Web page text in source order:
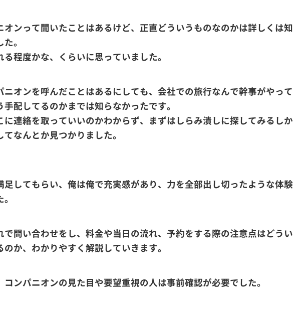
オンって聞いたことはあるけど、正直どういうものなのかは詳しくは知
。
る程度かな、くらいに思っていました。
ニオンを呼んだことはあるにしても、会社での旅行なんで幹事がやって
手配してるのかまでは知らなかったです。
に連絡を取っていいのかわからず、まずはしらみ潰しに探してみるしか
なんとか見つかりました。
足してもらい、俺は俺で充実感があり、力を全部出し切ったような体験
で問い合わせをし、料金や当日の流れ、予約をする際の注意点はどうい
のか、わかりやすく解説していきます。
コンパニオンの見た目や要望重視の人は事前確認が必要でした。